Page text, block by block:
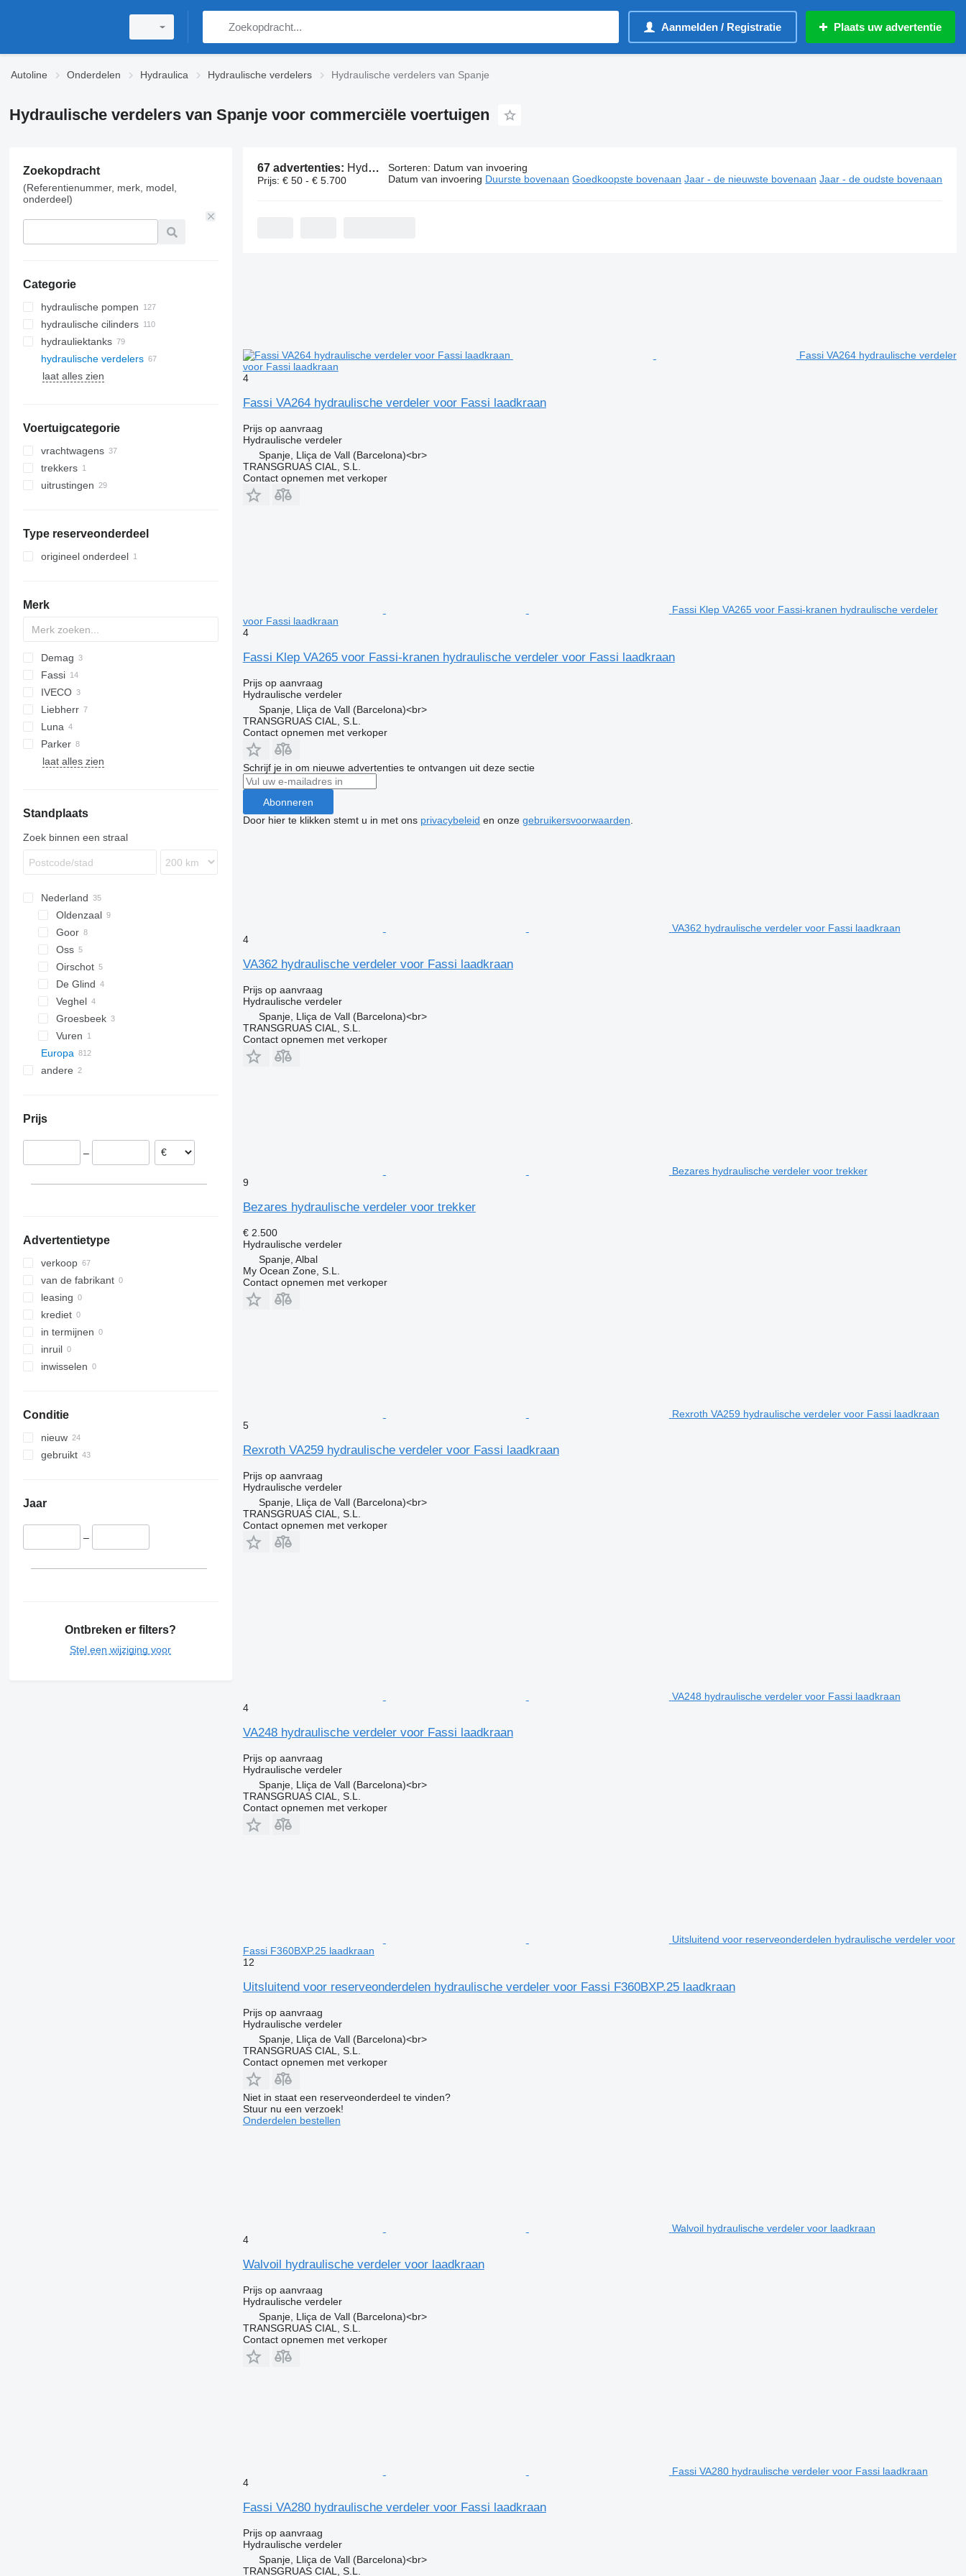
Aanmelden / Registratie Plaats uw advertentie
Autoline Onderdelen Hydraulica Hydraulische verdelers Hydraulische verdelers van Spanje
Hydraulische verdelers van Spanje voor commerciële voertuigen
Zoekopdracht
(Referentienummer, merk, model,
onderdeel)
Categorie
hydraulische pompen
hydraulische cilinders
hydrauliektanks
hydraulische verdelers
laat alles zien
Voertuigcategorie
vrachtwagens
trekkers
uitrustingen
laadkranen
Type reserveonderdeel
origineel onderdeel
Merk
Demag
AC
Fassi
F-series
RT
T-series
IVECO
Stralis
KMK
Liebherr
LTM
Luna
PK
Parker
P-series
laat alles zien
Standplaats
Zoek binnen een straal
Nederland
Oldenzaal
Goor
Oss
Oirschot
De Glind
Veghel
Groesbeek
Vuren
Europa
Polen
Barcelona
San Clemente
Denemarken
Litouwen
andere
Prijs
–
Advertentietype
verkoop
van de fabrikant
leasing
krediet
in termijnen
inruil
inwisselen
Conditie
nieuw
gebruikt
Jaar
–
Ontbreken er filters?
Stel een wijziging voor
67 advertenties: Hydraulische verdelers van Spanje
Prijs: € 50 - € 5.700
Sorteren: Datum van invoering
Datum van invoering Duurste bovenaan Goedkoopste bovenaan Jaar - de nieuwste bovenaan Jaar - de oudste bovenaan
Fassi VA264 hydraulische verdeler
voor Fassi laadkraan
4
Fassi VA264 hydraulische verdeler voor Fassi laadkraan
Prijs op aanvraag
Hydraulische verdeler
Spanje, Lliça de Vall (Barcelona)<br>
TRANSGRUAS CIAL, S.L.
Contact opnemen met verkoper
Fassi Klep VA265 voor Fassi-kranen hydraulische verdeler
voor Fassi laadkraan
4
Fassi Klep VA265 voor Fassi-kranen hydraulische verdeler voor Fassi laadkraan
Prijs op aanvraag
Hydraulische verdeler
Spanje, Lliça de Vall (Barcelona)<br>
TRANSGRUAS CIAL, S.L.
Contact opnemen met verkoper
Schrijf je in om nieuwe advertenties te ontvangen uit deze sectie
Abonneren
Door hier te klikken stemt u in met ons privacybeleid en onze gebruikersvoorwaarden
VA362 hydraulische verdeler voor Fassi laadkraan
4
VA362 hydraulische verdeler voor Fassi laadkraan
Prijs op aanvraag
Hydraulische verdeler
Spanje, Lliça de Vall (Barcelona)<br>
TRANSGRUAS CIAL, S.L.
Contact opnemen met verkoper
Bezares hydraulische verdeler voor trekker
9
Bezares hydraulische verdeler voor trekker
€ 2.500
Hydraulische verdeler
Spanje, Albal
My Ocean Zone, S.L.
Contact opnemen met verkoper
Rexroth VA259 hydraulische verdeler voor Fassi laadkraan
5
Rexroth VA259 hydraulische verdeler voor Fassi laadkraan
Prijs op aanvraag
Hydraulische verdeler
Spanje, Lliça de Vall (Barcelona)<br>
TRANSGRUAS CIAL, S.L.
Contact opnemen met verkoper
VA248 hydraulische verdeler voor Fassi laadkraan
4
VA248 hydraulische verdeler voor Fassi laadkraan
Prijs op aanvraag
Hydraulische verdeler
Spanje, Lliça de Vall (Barcelona)<br>
TRANSGRUAS CIAL, S.L.
Contact opnemen met verkoper
Uitsluitend voor reserveonderdelen hydraulische verdeler voor
Fassi F360BXP.25 laadkraan
12
Uitsluitend voor reserveonderdelen hydraulische verdeler voor Fassi F360BXP.25 laadkraan
Prijs op aanvraag
Hydraulische verdeler
Spanje, Lliça de Vall (Barcelona)<br>
TRANSGRUAS CIAL, S.L.
Contact opnemen met verkoper
Niet in staat een reserveonderdeel te vinden?
Stuur nu een verzoek!
Onderdelen bestellen
Walvoil hydraulische verdeler voor laadkraan
4
Walvoil hydraulische verdeler voor laadkraan
Prijs op aanvraag
Hydraulische verdeler
Spanje, Lliça de Vall (Barcelona)<br>
TRANSGRUAS CIAL, S.L.
Contact opnemen met verkoper
Fassi VA280 hydraulische verdeler voor Fassi laadkraan
4
Fassi VA280 hydraulische verdeler voor Fassi laadkraan
Prijs op aanvraag
Hydraulische verdeler
Spanje, Lliça de Vall (Barcelona)<br>
TRANSGRUAS CIAL, S.L.